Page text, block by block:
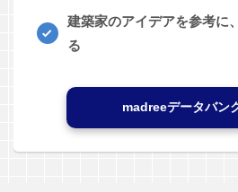
建築家のアイデアを参考に
る
madreeデータバン